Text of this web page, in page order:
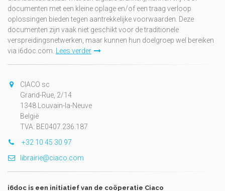
documenten met een kleine oplage en/of een traag verloop
oplossingen bieden tegen aantrekkelijke voorwaarden. Deze
documenten zijn vaak niet geschikt voor de traditionele
verspreidingsnetwerken, maar kunnen hun doelgroep wel bereiken
via i6doc.com. Lees verder
CIACO sc
Grand-Rue, 2/14
1348 Louvain-la-Neuve
België
TVA: BE0407.236.187
+32 10 45 30 97
librairie@ciaco.com
i6doc is een initiatief van de coöperatie Ciaco